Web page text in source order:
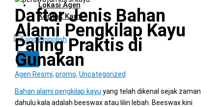
Lokasi Agen
Kontak Kami
X
Daftar Jenis Bahan
Alami Pengkilap Kayu
Paling Praktis di
Gunakan
Agen Resmi, promo, Uncategorized
Bahan alami pengkilap kayu yang telah dikenal sejak zaman
dahulu kala adalah beeswax atau lilin lebah. Beeswax kini